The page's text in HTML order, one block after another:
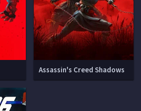
Assassin's Creed Shadows